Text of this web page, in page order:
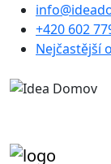
+420 602
Nejčastější